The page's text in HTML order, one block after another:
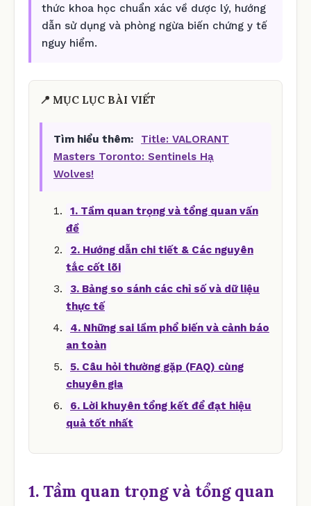
thức khoa học chuẩn xác về dược lý, hướng
dẫn sử dụng và phòng ngừa biến chứng y tế
nguy hiểm.
📍 MỤC LỤC BÀI VIẾT
Tìm hiểu thêm:
Title: VALORANT
Masters Toronto: Sentinels Hạ
Wolves!
1. Tầm quan trọng và tổng quan vấn
đề
2. Hướng dẫn chi tiết & Các nguyên
tắc cốt lõi
3. Bảng so sánh các chỉ số và dữ liệu
thực tế
4. Những sai lầm phổ biến và cảnh báo
an toàn
5. Câu hỏi thường gặp (FAQ) cùng
chuyên gia
6. Lời khuyên tổng kết để đạt hiệu
quả tốt nhất
1. Tầm quan trọng và tổng quan